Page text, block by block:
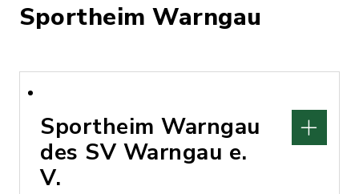
Sportheim Warngau
Sportheim Warngau
des SV Warngau e.
V.